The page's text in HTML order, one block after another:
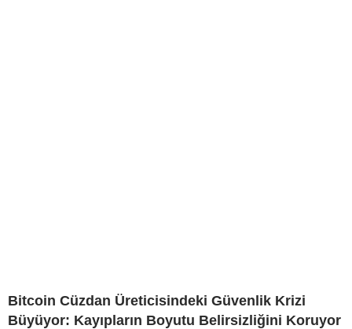
Bitcoin Cüzdan Üreticisindeki Güvenlik Krizi
Büyüyor: Kayıpların Boyutu Belirsizliğini Koruyor